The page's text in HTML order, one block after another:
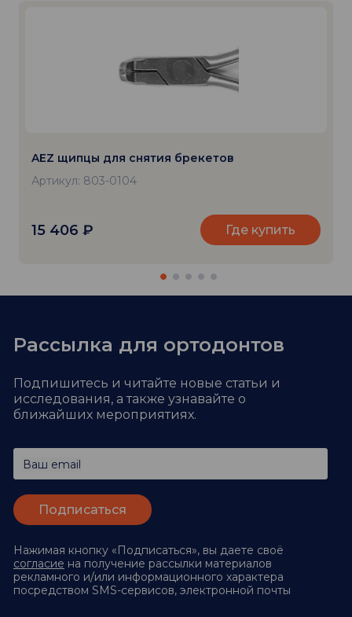
AEZ щипцы для снятия брекетов
Артикул: 803-0104
15 406 ₽ Где купить
Рассылка для ортодонтов
Подпишитесь и читайте новые статьи и
исследования, а также узнавайте о
ближайших мероприятиях.
Ваш email
Нажимая кнопку «Подписаться», вы даете своё
согласие на получение рассылки материалов
рекламного и/или информационного характера
посредством SMS-сервисов, электронной почты